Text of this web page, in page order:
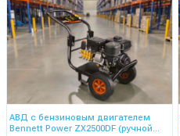
АВД с бензиновым двигателем
Bennett Power ZX2500DF (ручной